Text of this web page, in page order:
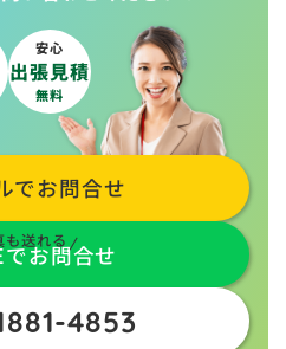
安心
出張見積
無料
でお問合せ
も送れる
お問合せ
4853